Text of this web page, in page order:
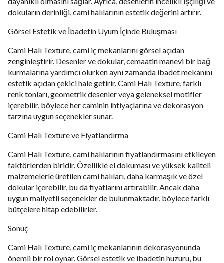
dokuların derinliği, cami halılarının estetik değerini artırır.
Görsel Estetik ve İbadetin Uyum İçinde Buluşması
Cami Halı Texture, cami iç mekanlarını görsel açıdan
zenginleştirir. Desenler ve dokular, cemaatin manevi bir bağ
kurmalarına yardımcı olurken aynı zamanda ibadet mekanını
estetik açıdan çekici hale getirir. Cami Halı Texture, farklı
renk tonları, geometrik desenler veya geleneksel motifler
içerebilir, böylece her caminin ihtiyaçlarına ve dekorasyon
tarzına uygun seçenekler sunar.
Cami Halı Texture ve Fiyatlandırma
Cami Halı Texture, cami halılarının fiyatlandırmasını etkileyen
faktörlerden biridir. Özellikle el dokuması ve yüksek kaliteli
malzemelerle üretilen cami halıları, daha karmaşık ve özel
dokular içerebilir, bu da fiyatlarını artırabilir. Ancak daha
uygun maliyetli seçenekler de bulunmaktadır, böylece farklı
bütçelere hitap edebilirler.
Sonuç
Cami Halı Texture, cami iç mekanlarının dekorasyonunda
önemli bir rol oynar. Görsel estetik ve ibadetin huzuru, bu